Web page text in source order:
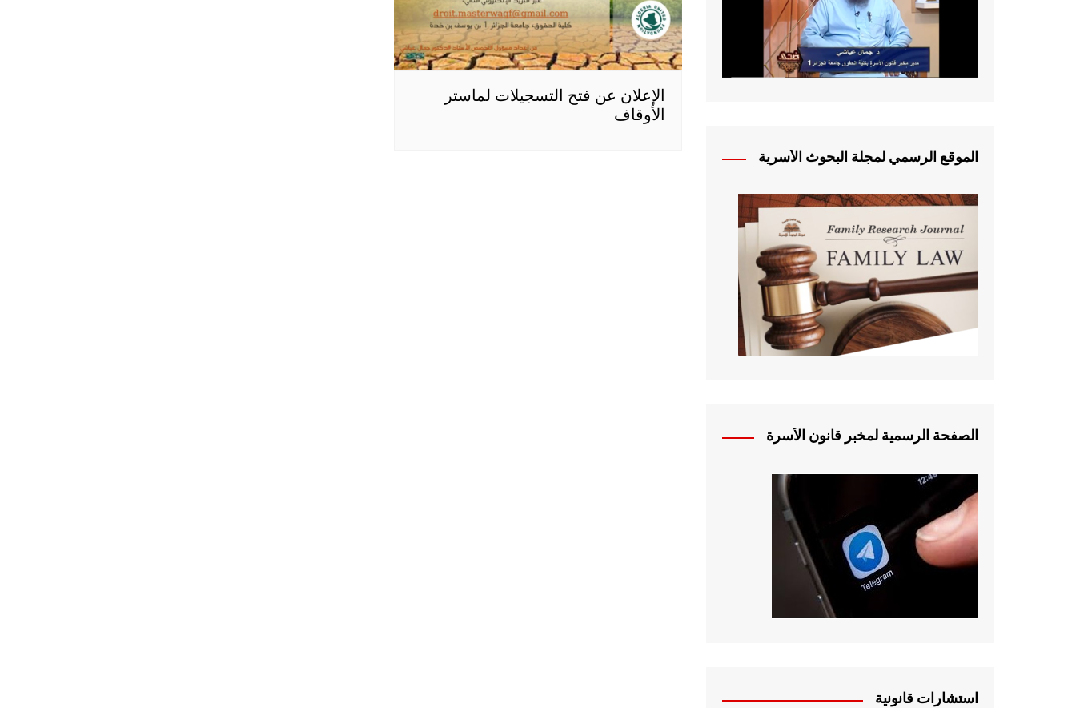
الإعلان عن فتح التسجيلات لماستر
الأوقاف
الموقع الرسمي لمجلة البحوث الأسرية
الصفحة الرسمية لمخبر قانون الأسرة
استشارات قانونية